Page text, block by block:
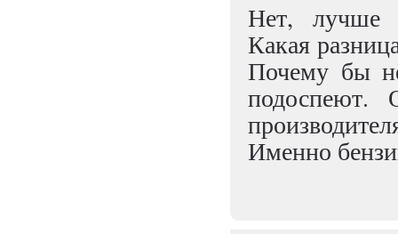
Нет, лучше
Какая
Почему бы
Именно